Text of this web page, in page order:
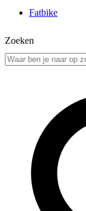
Fatbike
Zoeken